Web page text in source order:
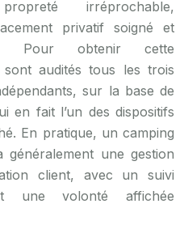
irréprochable,
privatif soigné et
Pour obtenir cette
audités tous les trois
sur la base de
en fait l’un des dispositifs
En pratique, un camping
généralement une gestion
client, avec un suivi
une volonté affichée